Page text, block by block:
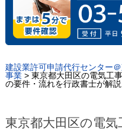
建設業許可申請代行センター
事業> 東京都大田区の電気工
の要件・流れを行政書士が解説
東京都大田区の電